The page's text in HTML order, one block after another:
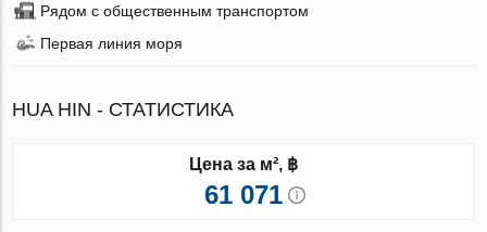
Рядом с общественным транспортом
Первая линия моря
HUA HIN - СТАТИСТИКА
Цена за м², ฿
61 071